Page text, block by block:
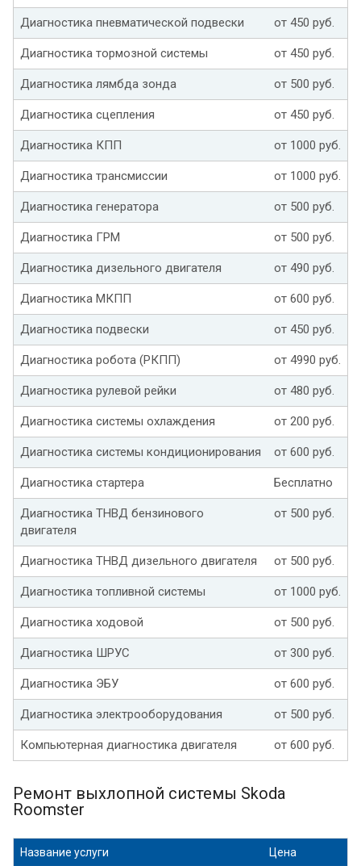
Диагностика пневматической подвески от 450 руб.
Диагностика тормозной системы от 450 руб.
Диагностика лямбда зонда от 500 руб.
Диагностика сцепления от 450 руб.
Диагностика КПП от 1000 руб.
Диагностика трансмиссии от 1000 руб.
Диагностика генератора от 500 руб.
Диагностика ГРМ от 500 руб.
Диагностика дизельного двигателя от 490 руб.
Диагностика МКПП от 600 руб.
Диагностика подвески от 450 руб.
Диагностика робота (РКПП) от 4990 руб.
Диагностика рулевой рейки от 480 руб.
Диагностика системы охлаждения от 200 руб.
Диагностика системы кондиционирования от 600 руб.
Диагностика стартера Бесплатно
Диагностика ТНВД бензинового
двигателя
от 500 руб.
Диагностика ТНВД дизельного двигателя от 500 руб.
Диагностика топливной системы от 1000 руб.
Диагностика ходовой от 500 руб.
Диагностика ШРУС от 300 руб.
Диагностика ЭБУ от 600 руб.
Диагностика электрооборудования от 500 руб.
Компьютерная диагностика двигателя от 600 руб.
Ремонт выхлопной системы Skoda
Roomster
Название услуги Цена